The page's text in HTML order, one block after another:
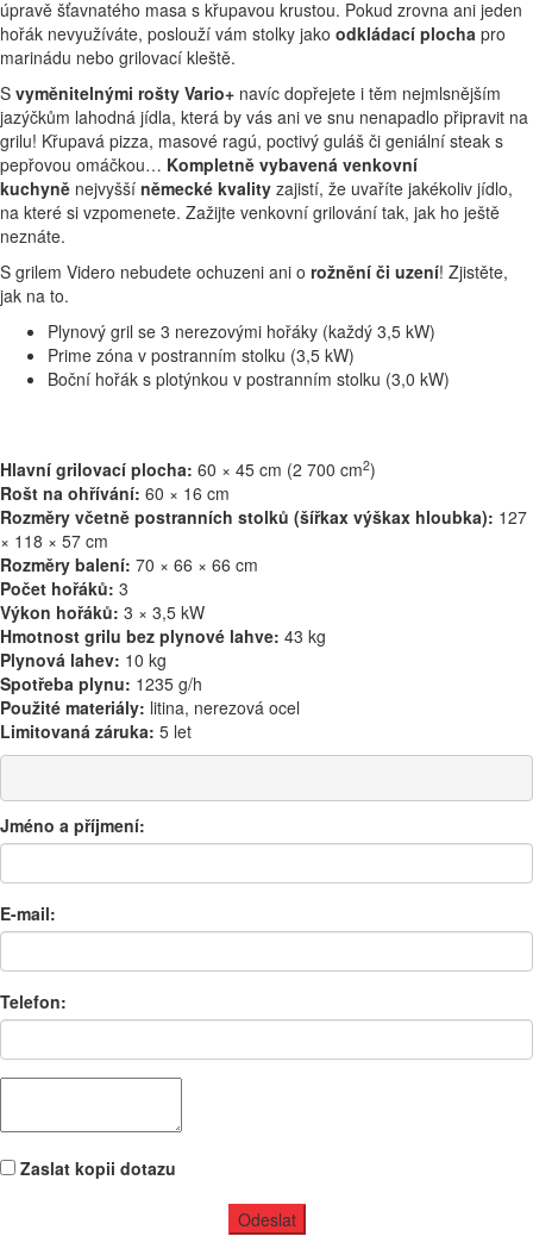
úpravě šťavnatého masa s křupavou krustou. Pokud zrovna ani jeden
hořák nevyužíváte, poslouží vám stolky jako odkládací plocha pro
marinádu nebo grilovací kleště.
S vyměnitelnými rošty Vario+ navíc dopřejete i těm nejmlsnějším
jazýčkům lahodná jídla, která by vás ani ve snu nenapadlo připravit na
grilu! Křupavá pizza, masové ragú, poctivý guláš či geniální steak s
pepřovou omáčkou… Kompletně vybavená venkovní
kuchyně nejvyšší německé kvality zajistí, že uvaříte jakékoliv jídlo,
na které si vzpomenete. Zažijte venkovní grilování tak, jak ho ještě
neznáte.
S grilem Videro nebudete ochuzeni ani o rožnění či uzení! Zjistěte,
jak na to.
Plynový gril se 3 nerezovými hořáky (každý 3,5 kW)
Prime zóna v postranním stolku (3,5 kW)
Boční hořák s plotýnkou v postranním stolku (3,0 kW)
Hlavní grilovací plocha: 60 × 45 cm (2 700 cm2)
Rošt na ohřívání: 60 × 16 cm
Rozměry včetně postranních stolků (šířkax výškax hloubka): 127
× 118 × 57 cm
Rozměry balení: 70 × 66 × 66 cm
Počet hořáků: 3
Výkon hořáků: 3 × 3,5 kW
Hmotnost grilu bez plynové lahve: 43 kg
Plynová lahev: 10 kg
Spotřeba plynu: 1235 g/h
Použité materiály: litina, nerezová ocel
Limitovaná záruka: 5 let
Jméno a příjmení:
E-mail:
Telefon:
Zaslat kopii dotazu